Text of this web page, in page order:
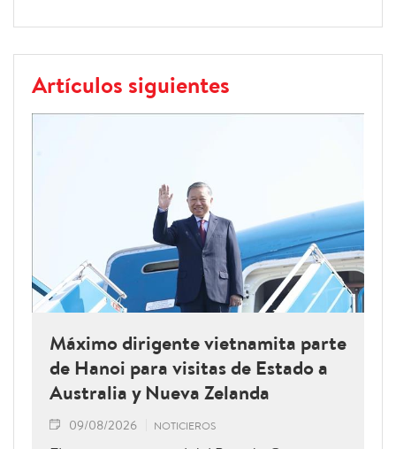
Artículos siguientes
Máximo dirigente vietnamita parte
de Hanoi para visitas de Estado a
Australia y Nueva Zelanda
09/08/2026 NOTICIEROS